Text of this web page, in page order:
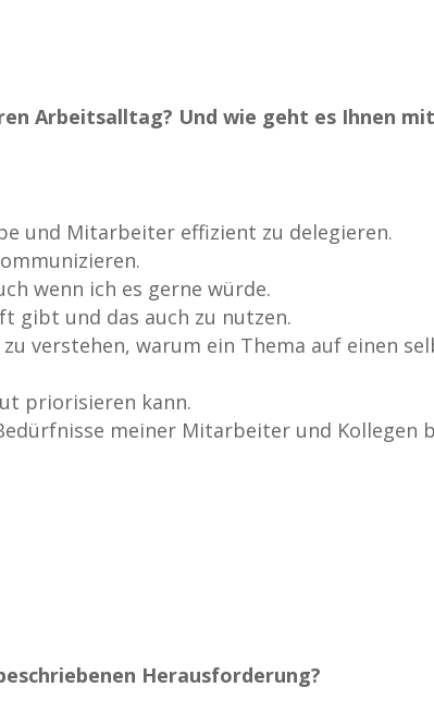
Arbeitsalltag? Und wie geht es Ihnen
und Mitarbeiter effizient zu delegieren.
wenn ich es gerne würde.
gibt und das auch zu nutzen.
verstehen, warum ein Thema auf einen
priorisieren kann.
meiner Mitarbeiter und Kollegen
Herausforderung?